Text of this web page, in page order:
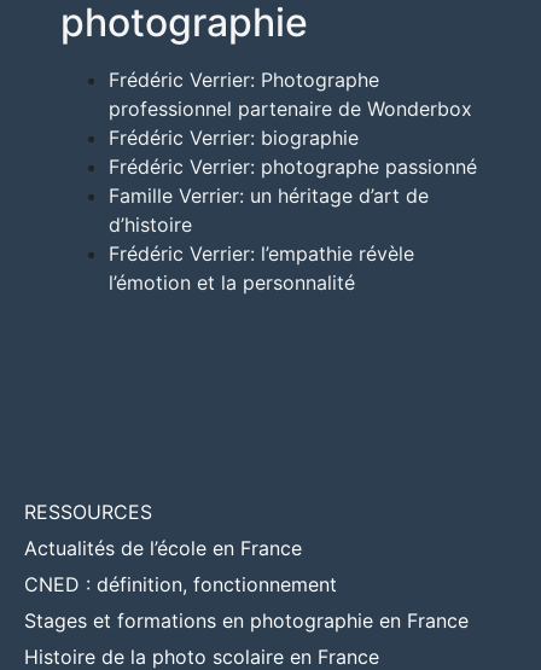
photographie
Frédéric Verrier: Photographe
professionnel partenaire de Wonderbox
Frédéric Verrier: biographie
Frédéric Verrier: photographe passionné
Famille Verrier: un héritage d’art de
d’histoire
Frédéric Verrier: l’empathie révèle
l’émotion et la personnalité
RESSOURCES
Actualités de l’école en France
CNED : définition, fonctionnement
Stages et formations en photographie en France
Histoire de la photo scolaire en France